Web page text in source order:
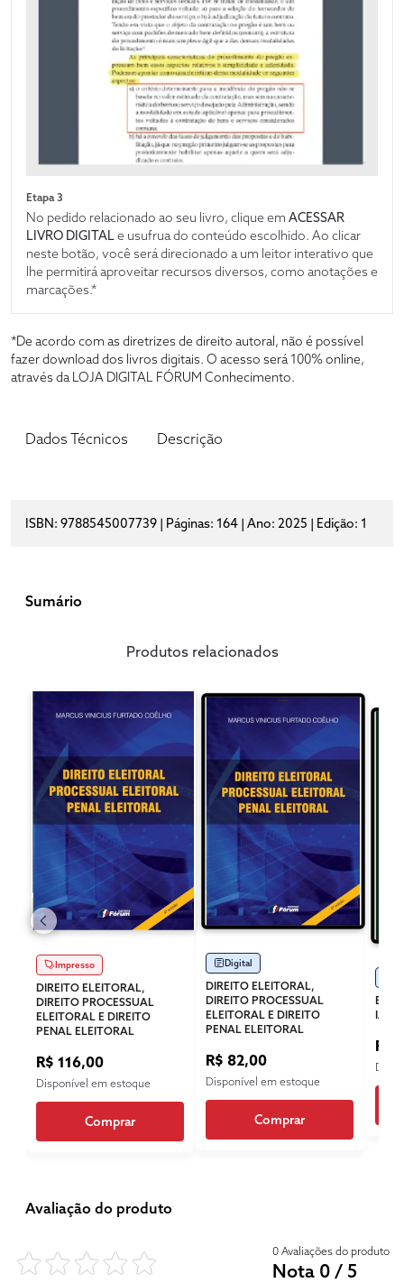
Etapa 3
No pedido relacionado ao seu livro, clique em ACESSAR
LIVRO DIGITALe usufrua do conteúdo escolhido. Ao clicar
neste botão, você será direcionado a um leitor interativo que
lhe permitirá aproveitar recursos diversos, como anotações e
marcações.*
*De acordo com as diretrizes de direito autoral, não é possível
fazer download dos livros digitais. O acesso será 100% online,
através da LOJA DIGITAL FÓRUM Conhecimento.
Dados Técnicos Descrição
ISBN: 9788545007739 | Páginas: 164 | Ano: 2025 | Edição: 1
Sumário
Produtos relacionados
Impresso
DIREITO ELEITORAL,
DIREITO PROCESSUAL
ELEITORAL E DIREITO
PENAL ELEITORAL
R$ 116,00
Disponível em estoque
Comprar
Digital
DIREITO ELEITORAL,
DIREITO PROCESSUAL
ELEITORAL E DIREITO
PENAL ELEITORAL
R$ 82,00
Disponível em estoque
Comprar
IA
R$
Avaliação do produto
0 Avaliações do produto
Nota 0 / 5